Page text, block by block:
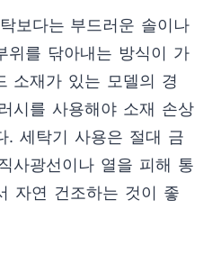
보다는 부드러운 솔이나
위를 닦아내는 방식이 가
소재가 있는 모델의 경
시를 사용해야 소재 손상
. 세탁기 사용은 절대 금
사광선이나 열을 피해 통
자연 건조하는 것이 좋